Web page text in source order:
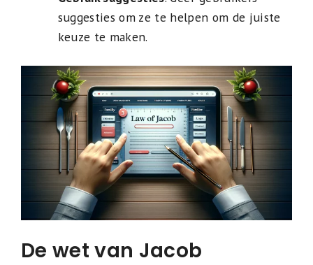
suggesties om ze te helpen om de juiste
keuze te maken.
De wet van Jacob